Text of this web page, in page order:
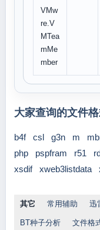
VMw
re.V
MTea
mMe
mber
大家查询的文件
b4f csl g3n m
php
pspfram r51
xsdif
xweb3listdata
其它 常用辅助 迅
BT种子分析 文件格